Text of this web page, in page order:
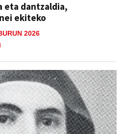
eta dantzaldia,
ekiteko
2026